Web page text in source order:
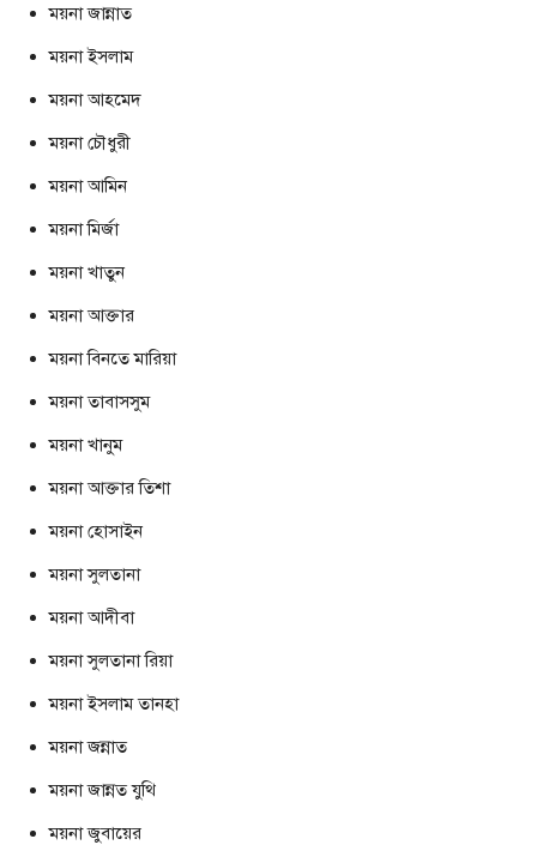
ময়না জান্নাত
ময়না ইসলাম
ময়না আহমেদ
ময়না চৌধুরী
ময়না আমিন
ময়না মির্জা
ময়না খাতুন
ময়না আক্তার
ময়না বিনতে মারিয়া
ময়না তাবাসসুম
ময়না খানুম
ময়না আক্তার তিশা
ময়না হোসাইন
ময়না সুলতানা
ময়না আদীবা
ময়না সুলতানা রিয়া
ময়না ইসলাম তানহা
ময়না জন্নাত
ময়না জান্নত যুথি
ময়না জুবায়ের